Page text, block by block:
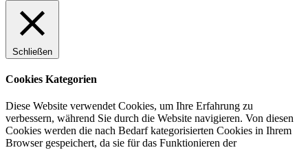
Schließen
Cookies Kategorien
Diese Website verwendet Cookies, um Ihre Erfahrung zu
verbessern, während Sie durch die Website navigieren. Von diesen
Cookies werden die nach Bedarf kategorisierten Cookies in Ihrem
Browser gespeichert, da sie für das Funktionieren der